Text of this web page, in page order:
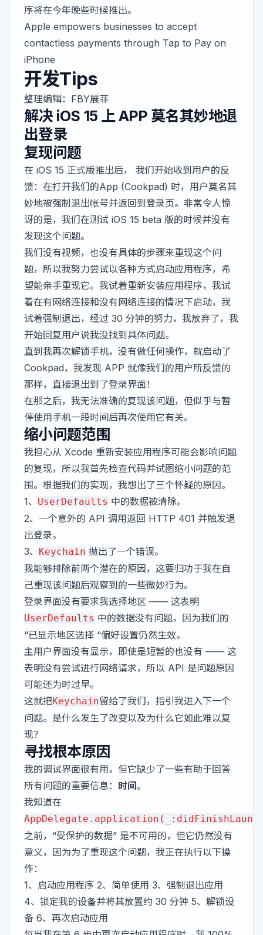
序将在今年晚些时候推出。
Apple empowers businesses to accept
contactless payments through Tap to Pay on
iPhone
开发Tips
整理编辑： FBY展菲
解决 iOS 15 上 APP 莫名其妙地退
出登录
复现问题
在 iOS 15 正式版推出后， 我们开始收到用户的反
馈：在打开我们的App (Cookpad) 时，用户莫名其
妙地被强制退出帐号并返回到登录页。非常令人惊
讶的是，我们在测试 iOS 15 beta 版的时候并没有
发现这个问题。
我们没有视频，也没有具体的步骤来重现这个问
题，所以我努力尝试以各种方式启动应用程序，希
望能亲手重现它。我试着重新安装应用程序，我试
着在有网络连接和没有网络连接的情况下启动，我
试着强制退出，经过 30 分钟的努力，我放弃了，我
开始回复用户说我没找到具体问题。
直到我再次解锁手机，没有做任何操作，就启动了
Cookpad，我发现 APP 就像我们的用户所反馈的
那样，直接退出到了登录界面！
在那之后，我无法准确的复现该问题，但似乎与暂
停使用手机一段时间后再次使用它有关。
缩小问题范围
我担心从 Xcode 重新安装应用程序可能会影响问题
的复现，所以我首先检查代码并试图缩小问题的范
围。根据我们的实现，我想出了三个怀疑的原因。
1、 UserDefaults 中的数据被清除。
2、一个意外的 API 调用返回 HTTP 401 并触发退
出登录。
3、 Keychain 抛出了一个错误。
我能够排除前两个潜在的原因，这要归功于我在自
己重现该问题后观察到的一些微妙行为。
登录界面没有要求我选择地区 —— 这表明
UserDefaults 中的数据没有问题，因为我们的
“已显示地区选择 “偏好设置仍然生效。
主用户界面没有显示，即使是短暂的也没有 —— 这
表明没有尝试进行网络请求，所以 API 是问题原因
可能还为时过早。
这就把Keychain留给了我们，指引我进入下一个
问题。是什么发生了改变以及为什么它如此难以复
现？
寻找根本原因
我的调试界面很有用，但它缺少了一些有助于回答
所有问题的重要信息： 时间。
我知道在
之前，“受保护的数据” 是不可用的，但它仍然没有
意义，因为为了重现这个问题，我正在执行以下操
作：
1、启动应用程序 2、简单使用 3、强制退出应用
4、锁定我的设备并将其放置约 30 分钟 5、解锁设
备 6、再次启动应用